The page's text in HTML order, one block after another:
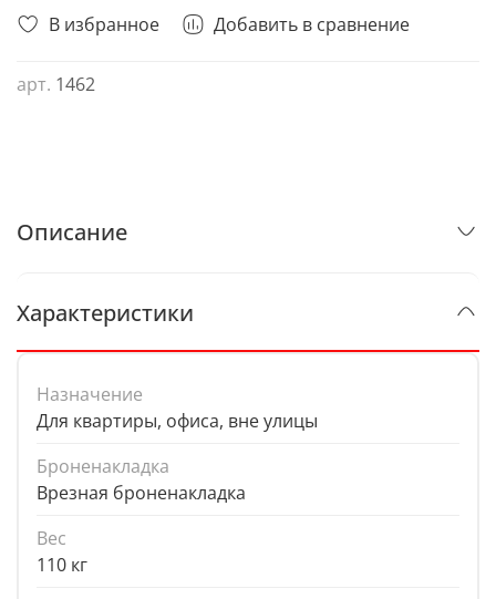
В избранное Добавить в сравнение
арт. 1462
Описание
Характеристики
Назначение
Для квартиры, офиса, вне улицы
Броненакладка
Врезная броненакладка
Вес
110 кг